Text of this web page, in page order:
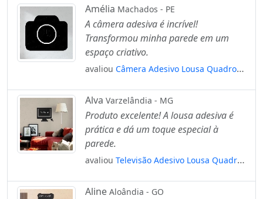
Mod:123
Amélia Machados - PE
A câmera adesiva é incrível!
Transformou minha parede em um
espaço criativo.
avaliou Câmera Adesivo Lousa Quadro
Mod:46
Alva Varzelândia - MG
Produto excelente! A lousa adesiva é
prática e dá um toque especial à
parede.
avaliou Televisão Adesivo Lousa Quadro
Mod:174
Aline Aloândia - GO